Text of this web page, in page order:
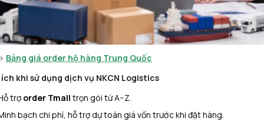
Bảng giá order hộ hàng Trung Quốc
khi sử dụng dịch vụ NKCN Logistics
trợ order Tmall trọn gói từ A–Z.
bạch chi phí, hỗ trợ dự toán giá vốn trước khi đặt hàng.